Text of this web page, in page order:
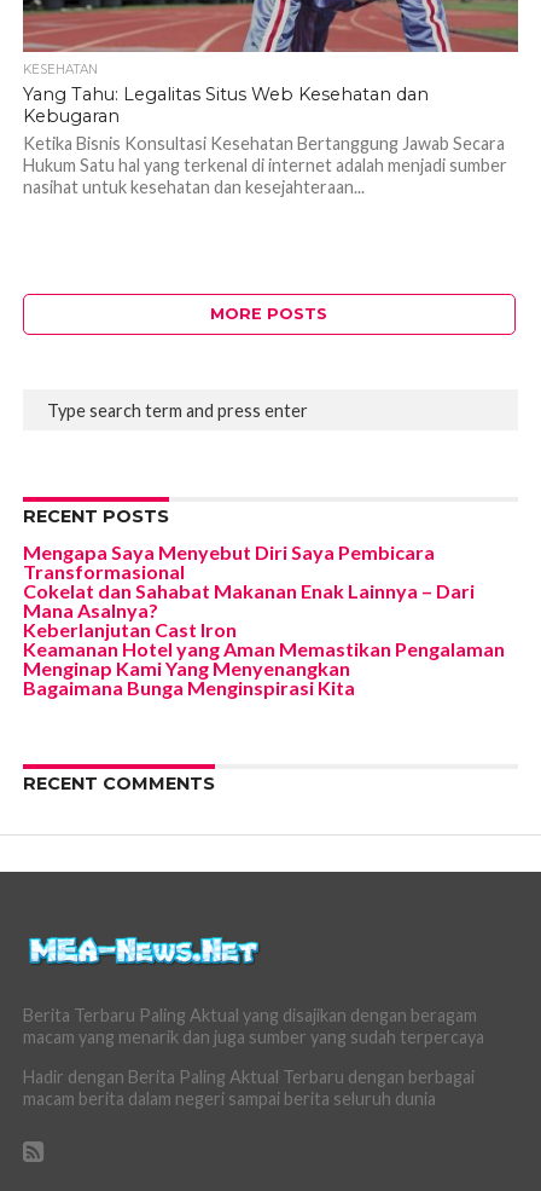
KESEHATAN
Yang Tahu: Legalitas Situs Web Kesehatan dan
Kebugaran
Ketika Bisnis Konsultasi Kesehatan Bertanggung Jawab Secara
Hukum Satu hal yang terkenal di internet adalah menjadi sumber
nasihat untuk kesehatan dan kesejahteraan...
MORE POSTS
RECENT POSTS
Mengapa Saya Menyebut Diri Saya Pembicara
Transformasional
Cokelat dan Sahabat Makanan Enak Lainnya – Dari
Mana Asalnya?
Keberlanjutan Cast Iron
Keamanan Hotel yang Aman Memastikan Pengalaman
Menginap Kami Yang Menyenangkan
Bagaimana Bunga Menginspirasi Kita
RECENT COMMENTS
Berita Terbaru Paling Aktual yang disajikan dengan beragam
macam yang menarik dan juga sumber yang sudah terpercaya
Hadir dengan Berita Paling Aktual Terbaru dengan berbagai
macam berita dalam negeri sampai berita seluruh dunia